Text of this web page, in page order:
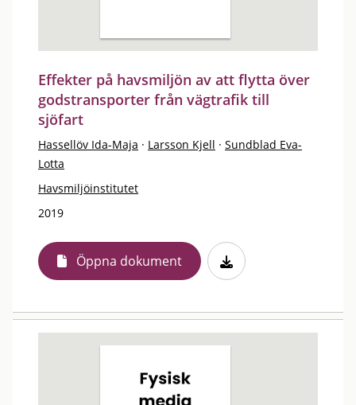
Effekter på havsmiljön av att flytta över
godstransporter från vägtrafik till
sjöfart
Hassellöv Ida-Maja · Larsson Kjell · Sundblad Eva-
Lotta
Havsmiljöinstitutet
2019
Öppna dokument